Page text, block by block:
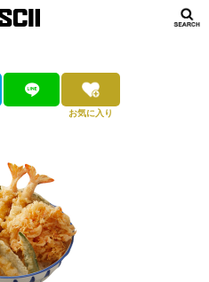
お気に入り